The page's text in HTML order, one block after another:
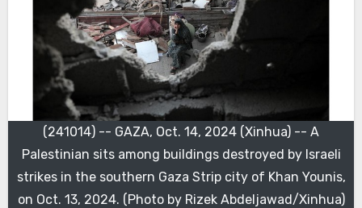
(241014) -- GAZA, Oct. 14, 2024 (Xinhua) -- A
Palestinian sits among buildings destroyed by Israeli
strikes in the southern Gaza Strip city of Khan Younis,
on Oct. 13, 2024. (Photo by Rizek Abdeljawad/Xinhua)